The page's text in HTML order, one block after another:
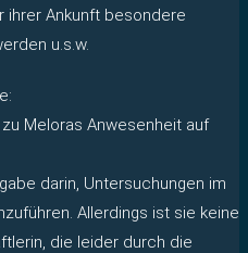
ihrer Ankunft besondere
u.s.w.
Meloras Anwesenheit auf
darin, Untersuchungen im
Allerdings ist sie keine
die leider durch die